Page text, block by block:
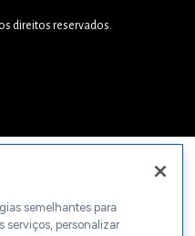
direitos reservados.
semelhantes para
serviços, personalizar